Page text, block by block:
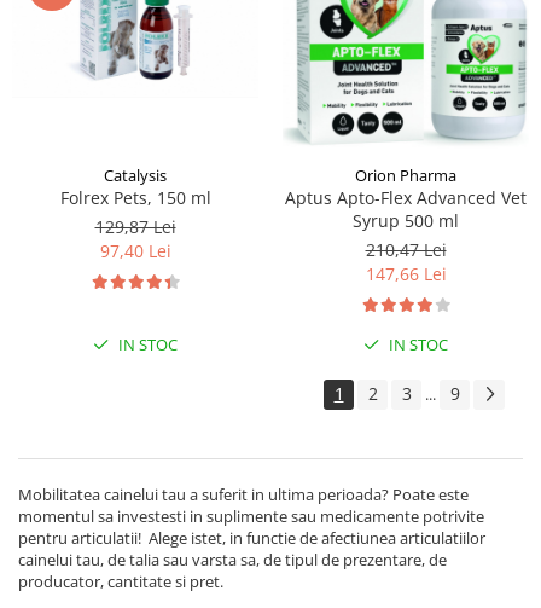
Catalysis
Folrex Pets, 150 ml
129,87 Lei
97,40 Lei
IN STOC
Orion Pharma
Aptus Apto-Flex Advanced Vet
Syrup 500 ml
210,47 Lei
147,66 Lei
IN STOC
1 2 3 ... 9
Mobilitatea cainelui tau a suferit in ultima perioada? Poate este
momentul sa investesti in suplimente sau medicamente potrivite
pentru articulatii! Alege istet, in functie de afectiunea articulatiilor
cainelui tau, de talia sau varsta sa, de tipul de prezentare, de
producator, cantitate si pret.